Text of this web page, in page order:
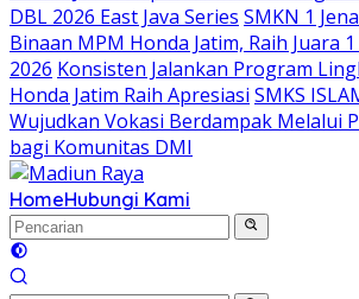
DBL 2026 East Java Series SMKN 1
Binaan MPM Honda Jatim, Raih Juara
2026 Konsisten Jalankan Program
Honda Jatim Raih Apresiasi SMKS
Wujudkan Vokasi Berdampak Melalui
bagi Komunitas DMI
HomeHubungi Kami